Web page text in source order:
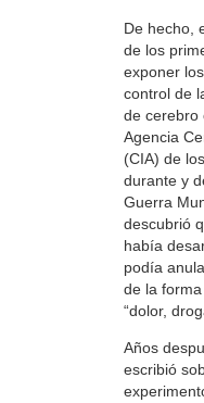
De hecho,
de los
exponer
control de
de cerebro
Agencia
(CIA) de
durante y
Guerra
descubrió
había
podía
de la
“dolor,
Años
escribió